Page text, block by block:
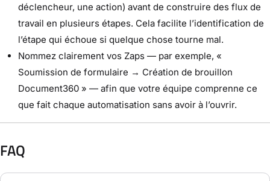
déclencheur, une action) avant de construire des flux de
travail en plusieurs étapes. Cela facilite l’identification de
l’étape qui échoue si quelque chose tourne mal.
Nommez clairement vos Zaps — par exemple, «
Soumission de formulaire → Création de brouillon
Document360 » — afin que votre équipe comprenne ce
que fait chaque automatisation sans avoir à l’ouvrir.
FAQ